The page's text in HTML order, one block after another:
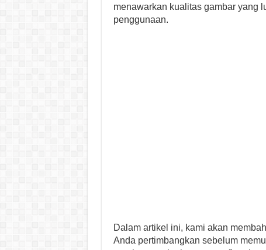
menawarkan kualitas gambar yang
penggunaan.
Dalam artikel ini, kami akan
Anda pertimbangkan sebelum